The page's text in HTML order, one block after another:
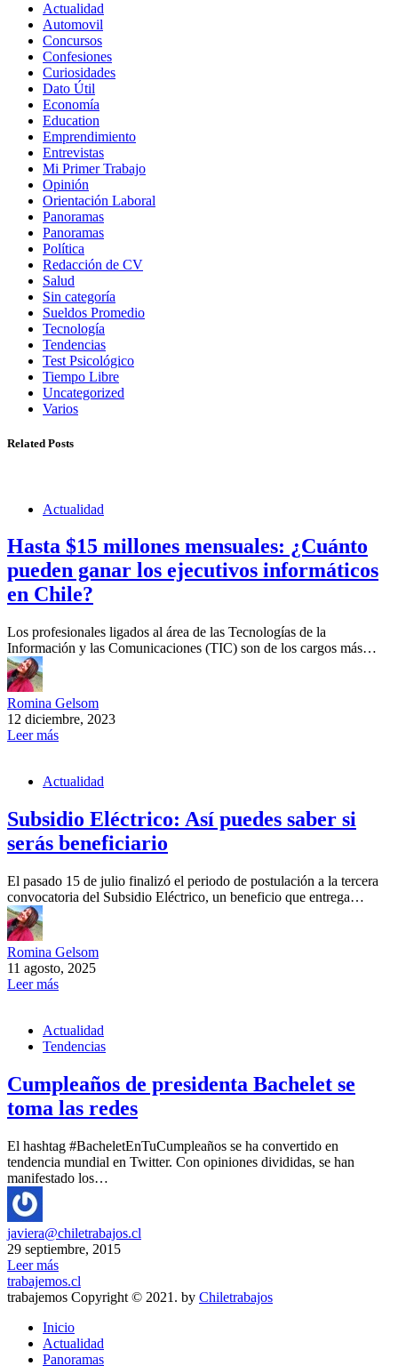
Actualidad
Automovil
Concursos
Confesiones
Curiosidades
Dato Útil
Economía
Education
Emprendimiento
Entrevistas
Mi Primer Trabajo
Opinión
Orientación Laboral
Panoramas
Panoramas
Política
Redacción de CV
Salud
Sin categoría
Sueldos Promedio
Tecnología
Tendencias
Test Psicológico
Tiempo Libre
Uncategorized
Varios
Related Posts
Actualidad
Hasta $15 millones mensuales: ¿Cuánto
pueden ganar los ejecutivos informáticos
en Chile?
Los profesionales ligados al área de las Tecnologías de la
Información y las Comunicaciones (TIC) son de los cargos más…
Romina Gelsom
12 diciembre, 2023
Leer más
Actualidad
Subsidio Eléctrico: Así puedes saber si
serás beneficiario
El pasado 15 de julio finalizó el periodo de postulación a la tercera
convocatoria del Subsidio Eléctrico, un beneficio que entrega…
Romina Gelsom
11 agosto, 2025
Leer más
Actualidad
Tendencias
Cumpleaños de presidenta Bachelet se
toma las redes
El hashtag #BacheletEnTuCumpleaños se ha convertido en
tendencia mundial en Twitter. Con opiniones divididas, se han
manifestado los…
javiera@chiletrabajos.cl
29 septiembre, 2015
Leer más
trabajemos.cl
trabajemos Copyright © 2021. by Chiletrabajos
Inicio
Actualidad
Panoramas